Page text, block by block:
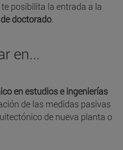
posibilita la entrada a la
doctorado.
en...
en estudios e ingenierías
de las medidas pasivas
de nueva planta o